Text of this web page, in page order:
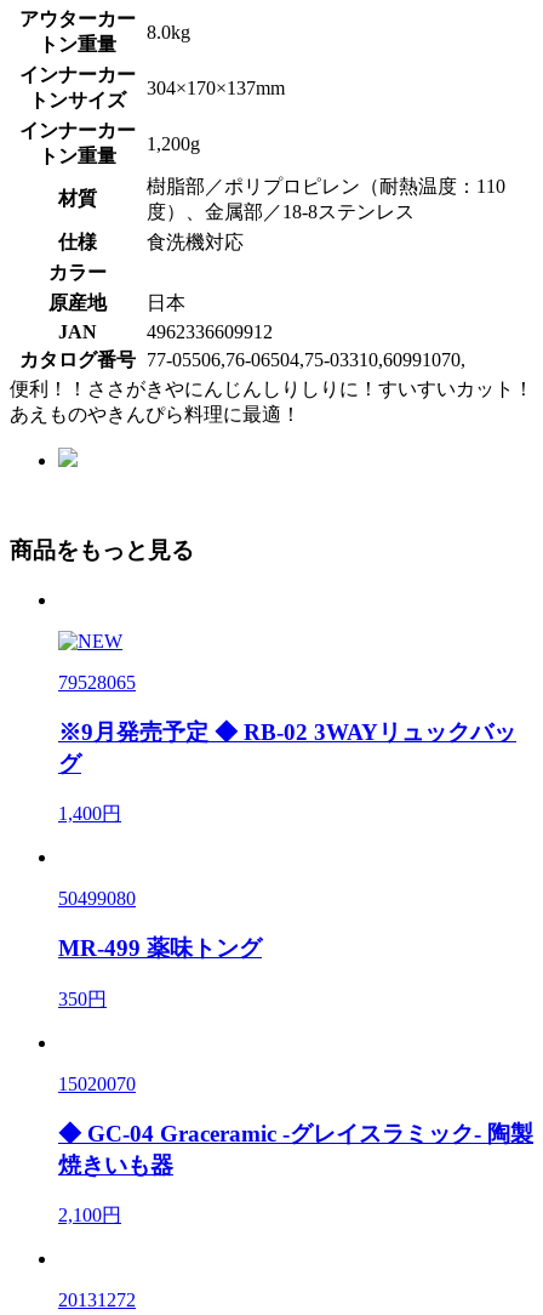
アウターカー
トン重量
8.0kg
インナーカー
トンサイズ
304×170×137mm
インナーカー
トン重量
1,200g
材質
樹脂部／ポリプロピレン（耐熱温度：110
度）、金属部／18-8ステンレス
仕様
食洗機対応
カラー
原産地
日本
JAN
4962336609912
カタログ番号 77-05506,76-06504,75-03310,60991070,
便利！！ささがきやにんじんしりしりに！すいすいカット！
あえものやきんぴら料理に最適！
商品をもっと見る
79528065
※9月発売予定 ◆ RB-02 3WAYリュックバッ
グ
1,400円
50499080
MR-499 薬味トング
350円
15020070
◆ GC-04 Graceramic -グレイスラミック- 陶製
焼きいも器
2,100円
20131272